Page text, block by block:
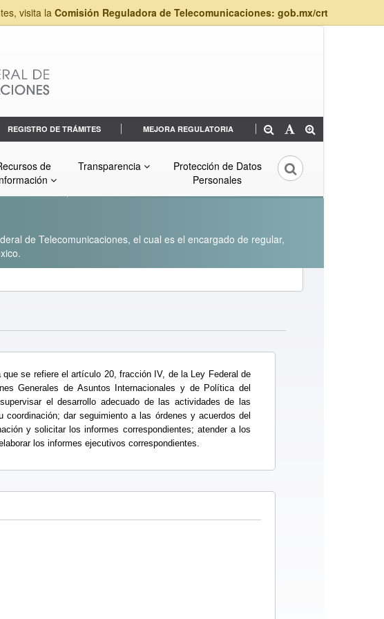
visita la Comisión Reguladora de Telecomunicaciones: gob.mx/crt
REGISTRO DE TRÁMITES MEJORA REGULATORIA
de
Transparencia
Protección de Datos
Personales
de Telecomunicaciones, el cual es el encargado de regular,
se refiere el artículo 20, fracción IV, de la Ley Federal de
Generales de Asuntos Internacionales y de Política del
el desarrollo adecuado de las actividades de las
dar seguimiento a las órdenes y acuerdos del
y solicitar los informes correspondientes; atender a los
los informes ejecutivos correspondientes.